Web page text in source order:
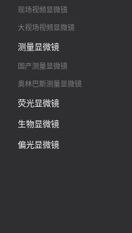
现场视频显微镜
大视场视频显微镜
大景深视频显微镜
高清镜头
测量显微镜
国产测量显微镜
奥林巴斯测量显微镜
荧光显微镜
生物显微镜
偏光显微镜